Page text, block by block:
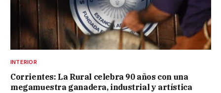
INTERIOR
Corrientes: La Rural celebra 90 años con una
megamuestra ganadera, industrial y artística